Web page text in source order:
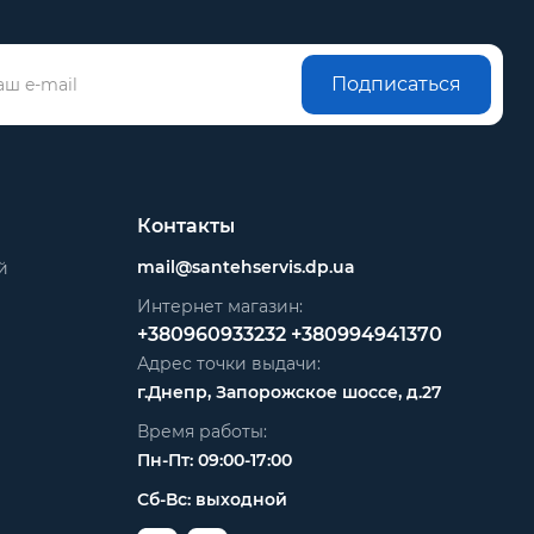
Подписаться
Контакты
mail@santehservis.dp.ua
Интернет магазин:
+380960933232 +380994941370
Адрес точки выдачи:
г.Днепр, Запорожское шоссе, д.27
Время работы:
Пн-Пт: 09:00-17:00
Сб-Вс: выходной